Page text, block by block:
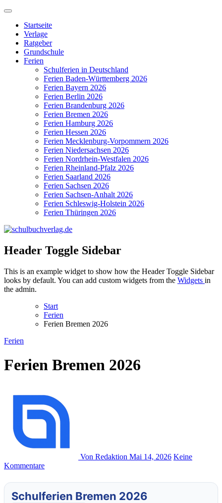
Zum
springenStartseite
Verlage
Ratgeber
Grundschule
Ferien
Schulferien in Deutschland
Ferien Baden-Württemberg 2026
Ferien Bayern 2026
Ferien Berlin 2026
Ferien Brandenburg 2026
Ferien Bremen 2026
Ferien Hamburg 2026
Ferien Hessen 2026
Ferien Mecklenburg-Vorpommern 2026
Ferien Niedersachsen 2026
Ferien Nordrhein-Westfalen 2026
Ferien Rheinland-Pfalz 2026
Ferien Saarland 2026
Ferien Sachsen 2026
Ferien Sachsen-Anhalt 2026
Ferien Schleswig-Holstein 2026
Ferien Thüringen 2026
schulbuchverlag.de
Header Toggle Sidebar
This is an example widget to show how the Header Toggle Sidebar
looks by default. You can add custom widgets from the Widgets in
the admin.
Start
Ferien
Ferien Bremen 2026
Ferien
Ferien Bremen 2026
Von Redaktion Mai 14, 2026 Keine
Kommentare
Schulferien Bremen 2026